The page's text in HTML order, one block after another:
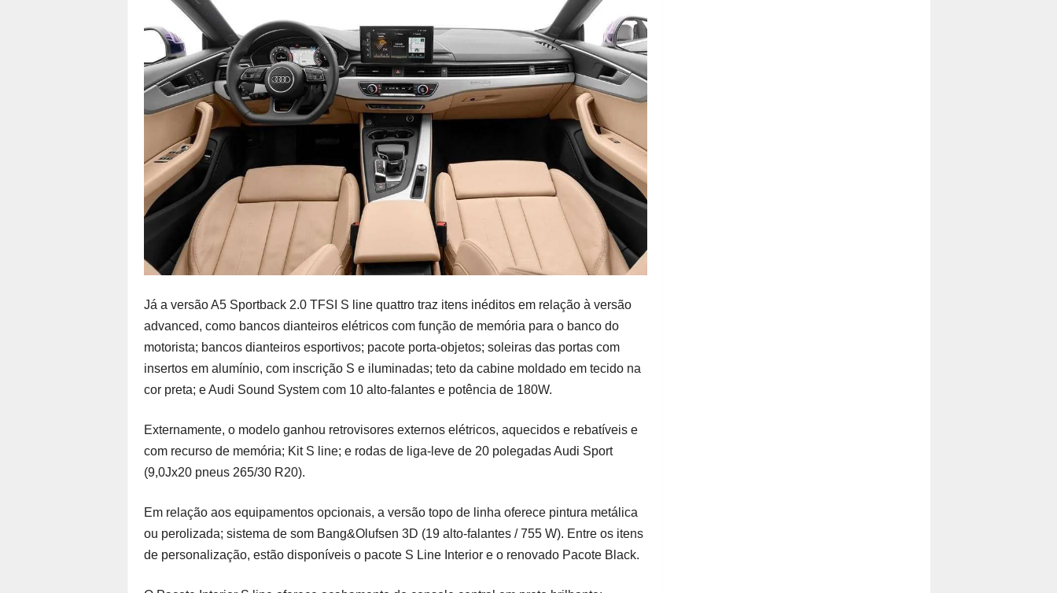
Já a versão A5 Sportback 2.0 TFSI S line quattro traz itens inéditos em relação à versão
advanced, como bancos dianteiros elétricos com função de memória para o banco do
motorista; bancos dianteiros esportivos; pacote porta-objetos; soleiras das portas com
insertos em alumínio, com inscrição S e iluminadas; teto da cabine moldado em tecido na
cor preta; e Audi Sound System com 10 alto-falantes e potência de 180W.
Externamente, o modelo ganhou retrovisores externos elétricos, aquecidos e rebatíveis e
com recurso de memória; Kit S line; e rodas de liga-leve de 20 polegadas Audi Sport
(9,0Jx20 pneus 265/30 R20).
Em relação aos equipamentos opcionais, a versão topo de linha oferece pintura metálica
ou perolizada; sistema de som Bang&Olufsen 3D (19 alto-falantes / 755 W). Entre os itens
de personalização, estão disponíveis o pacote S Line Interior e o renovado Pacote Black.